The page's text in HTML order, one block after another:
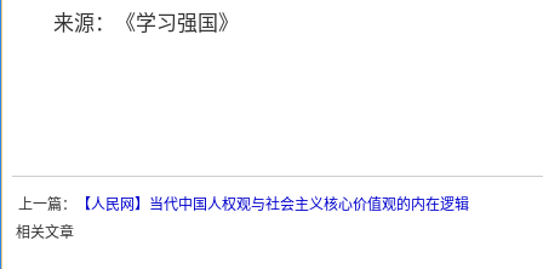
来源：《学习强国》
上一篇：
【人民网】当代中国人权观与社会主义核心价值观的内在逻辑
相关文章